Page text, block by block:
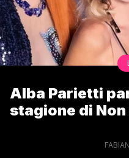
Alba Parietti
stagione di Non